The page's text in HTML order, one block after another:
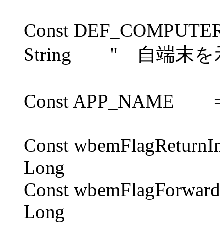
Const
String '' 自端末を
Const APP_NAME
Const
Long
Const
Long